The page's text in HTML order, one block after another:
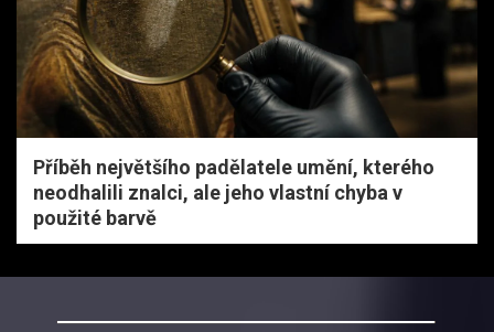
Příběh největšího padělatele umění, kterého
neodhalili znalci, ale jeho vlastní chyba v
použité barvě